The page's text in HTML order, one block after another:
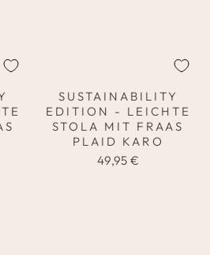
SUSTAINABILITY
EDITION - LEICHTE
STOLA MIT FRAAS
PLAID KARO
49,95 €